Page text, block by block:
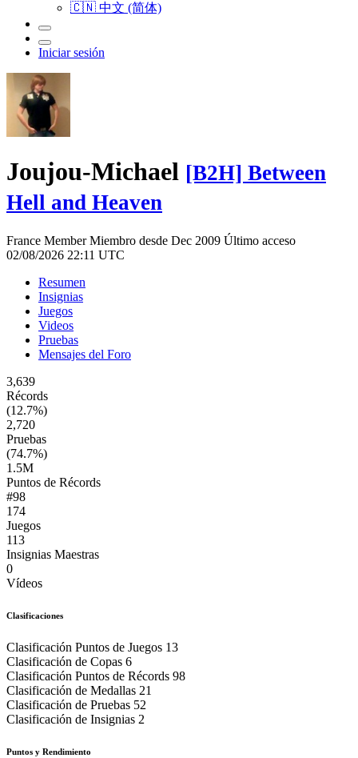
🇨🇳 中文 (简体)
Iniciar sesión
Joujou-Michael [B2H] Between
Hell and Heaven
France MemberMiembro desde Dec 2009 Último acceso
02/08/2026 22:11 UTC
Resumen
Insignias
Juegos
Videos
Pruebas
Mensajes del Foro
3,639
Récords
(12.7%)
2,720
Pruebas
(74.7%)
1.5M
Puntos de Récords
#98
174
Juegos
113
Insignias Maestras
0
Vídeos
Clasificaciones
Clasificación Puntos de Juegos 13
Clasificación de Copas 6
Clasificación Puntos de Récords 98
Clasificación de Medallas 21
Clasificación de Pruebas 52
Clasificación de Insignias 2
Puntos y Rendimiento